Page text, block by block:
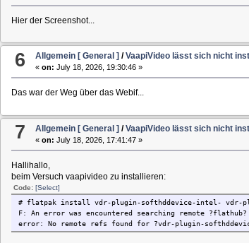
Hier der Screenshot...
6 Allgemein [ General ] /VaapiVideo lässt sich nicht
«on: July 18, 2026, 19:30:46 »
Das war der Weg über das Webif...
7 Allgemein [ General ] /VaapiVideo lässt sich nicht
«on: July 18, 2026, 17:41:47 »
Hallihallo,
beim Versuch vaapivideo zu installieren:
Code: [Select]
# flatpak install vdr-plugin-softhddevice-intel- vdr-
F: An error was encountered searching remote
error: No remote refs found for ?vdr-plugin-